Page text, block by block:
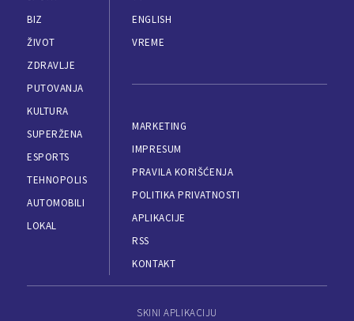
BIZ
ŽIVOT
ZDRAVLJE
PUTOVANJA
KULTURA
SUPERŽENA
ESPORTS
TEHNOPOLIS
AUTOMOBILI
LOKAL
ENGLISH
VREME
MARKETING
IMPRESUM
PRAVILA KORIŠĆENJA
POLITIKA PRIVATNOSTI
APLIKACIJE
RSS
KONTAKT
SKINI APLIKACIJU